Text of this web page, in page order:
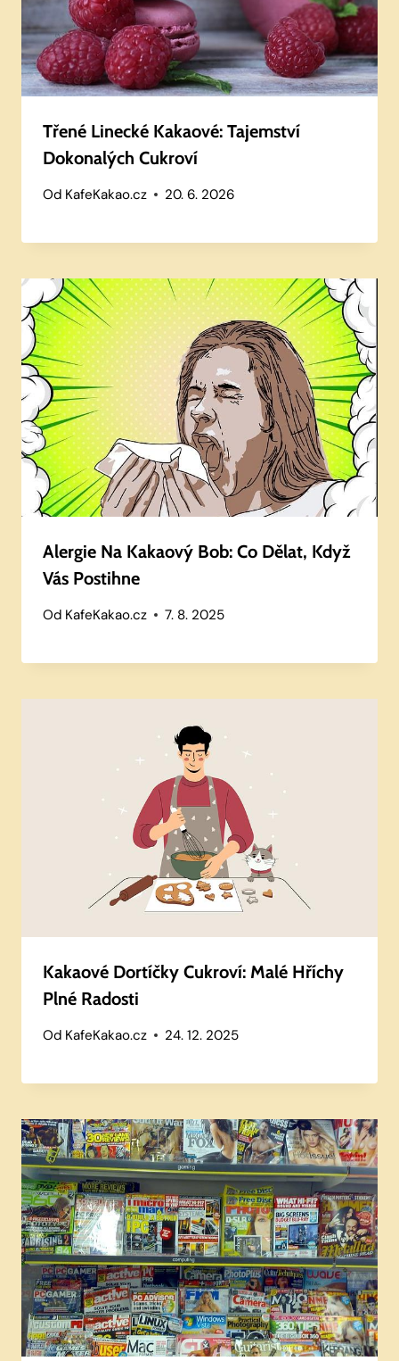
Třené Linecké Kakaové: Tajemství
Dokonalých Cukroví
Od KafeKakao.cz 20. 6. 2026
Alergie Na Kakaový Bob: Co Dělat, Když
Vás Postihne
Od KafeKakao.cz 7. 8. 2025
Kakaové Dortíčky Cukroví: Malé Hříchy
Plné Radosti
Od KafeKakao.cz 24. 12. 2025